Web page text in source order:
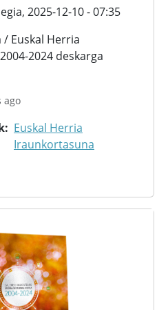
2025-12-10 - 07:35
Euskal Herria
2024 deskarga
ago
Euskal Herria
Iraunkortasuna